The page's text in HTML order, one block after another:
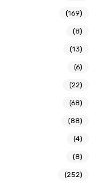
(169)
(8)
(13)
(6)
(22)
(68)
(88)
(4)
(8)
(252)